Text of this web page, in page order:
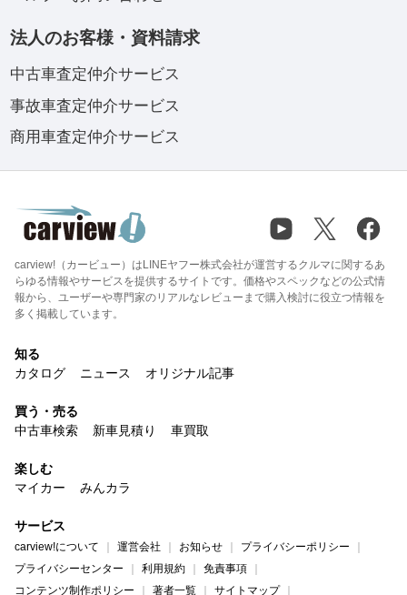
法人のお客様・資料請求
中古車査定仲介サービス
事故車査定仲介サービス
商用車査定仲介サービス
carview!（カービュー）はLINEヤフー株式会社が運営するクルマに関するあ
らゆる情報やサービスを提供するサイトです。価格やスペックなどの公式情
報から、ユーザーや専門家のリアルなレビューまで購入検討に役立つ情報を
多く掲載しています。
知る
カタログ
ニュース オリジナル記事
買う・売る
中古車検索
新車見積り 車買取
楽しむ
マイカー
みんカラ
サービス
carview!について 運営会社 お知らせ
プライバシーポリシー
プライバシーセンター
利用規約
免責事項
コンテンツ制作ポリシー
著者一覧 サイトマップ